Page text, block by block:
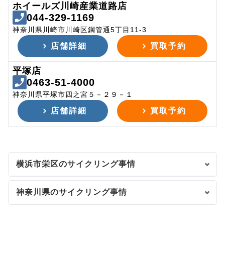
ホイールズ川崎産業道路店
044-329-1169
神奈川県川崎市川崎区鋼管通5丁目11-3
店舗詳細 買取予約
平塚店
0463-51-4000
神奈川県平塚市四之宮５－２９－１
店舗詳細 買取予約
横浜市栄区のサイクリング事情
神奈川県のサイクリング事情